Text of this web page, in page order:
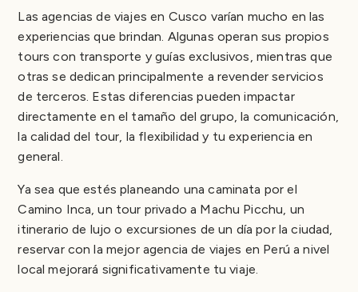
Las agencias de viajes en Cusco varían mucho en las
experiencias que brindan. Algunas operan sus propios
tours con transporte y guías exclusivos, mientras que
otras se dedican principalmente a revender servicios
de terceros. Estas diferencias pueden impactar
directamente en el tamaño del grupo, la comunicación,
la calidad del tour, la flexibilidad y tu experiencia en
general.
Ya sea que estés planeando una caminata por el
Camino Inca, un tour privado a Machu Picchu, un
itinerario de lujo o excursiones de un día por la ciudad,
reservar con la mejor agencia de viajes en Perú a nivel
local mejorará significativamente tu viaje.
Tours a Machu Picchu
Tours al Valle Sagrado
Montaña de Siete Colores
Salkantay y caminatas alternativas
Tours privados y de lujo
Paquetes de viaje personalizados
Señales de que estás reservando con un operador
turístico real en Cusco
Operan sus propios tours
Cuentan con guías locales autorizados
Ofrecen precios transparentes
Tienen reseñas consistentes
Se especializan en grupos pequeños o medianos